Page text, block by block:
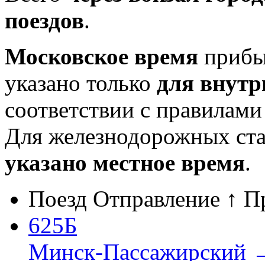
поездов.
Московское время
указано только для
соответствии с
Для железнодорожных
указано местное время.
Поезд Отправление ↑
625Б
Минск-Пассажирский